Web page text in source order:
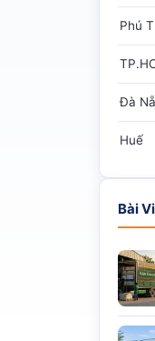
Phú
Đà
Huế
Bài